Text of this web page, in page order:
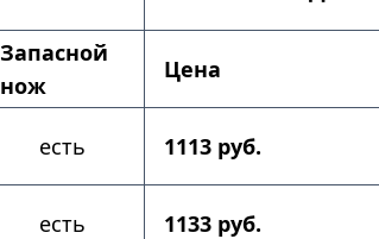
Запасной
нож
Цена
есть 1113 руб.
есть 1133 руб.